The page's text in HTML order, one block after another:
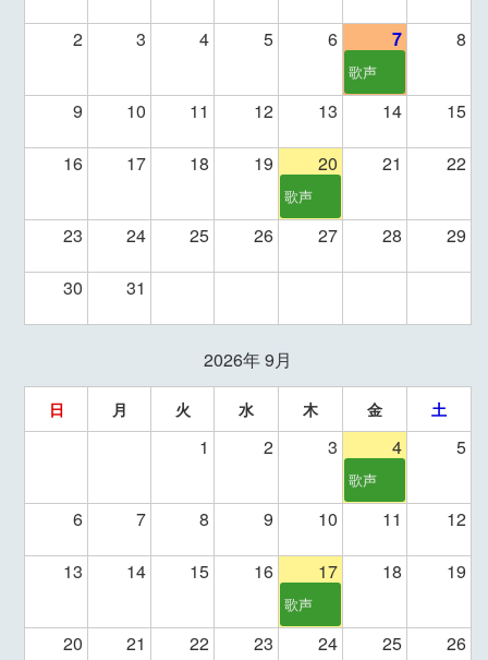
2 3 4 5 6 7 8
歌声
9 10 11 12 13 14 15
16 17 18 19 20 21 22
歌声
23 24 25 26 27 28 29
30 31
2026年 9月
日 月 火 水 木 金 土
1 2 3 4 5
歌声
6 7 8 9 10 11 12
13 14 15 16 17 18 19
歌声
20 21 22 23 24 25 26